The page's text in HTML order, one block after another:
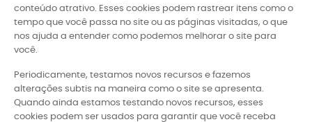
conteúdo atrativo. Esses cookies podem rastrear itens como o
tempo que você passa no site ou as páginas visitadas, o que
nos ajuda a entender como podemos melhorar o site para
você.
Periodicamente, testamos novos recursos e fazemos
alterações subtis na maneira como o site se apresenta.
Quando ainda estamos testando novos recursos, esses
cookies podem ser usados ​​para garantir que você receba